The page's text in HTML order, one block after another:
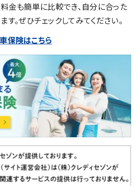
料金も簡単に比較でき、自分に合った
。ぜひチェックしてみてください。
保険はこちら